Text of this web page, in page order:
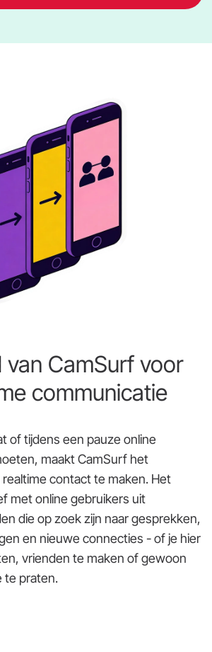
van CamSurf voor
communicatie
of tijdens een pauze online
maakt CamSurf het
contact te maken. Het
met online gebruikers uit
die op zoek zijn naar gesprekken,
en nieuwe connecties - of je hier
vrienden te maken of gewoon
te praten.